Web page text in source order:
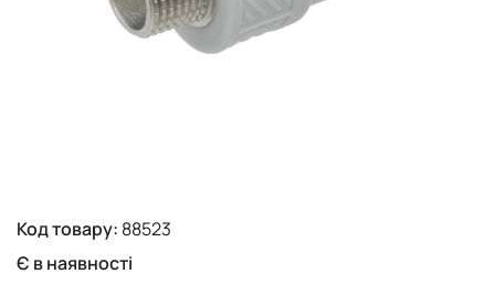
Код товару: 88523
Є в наявності